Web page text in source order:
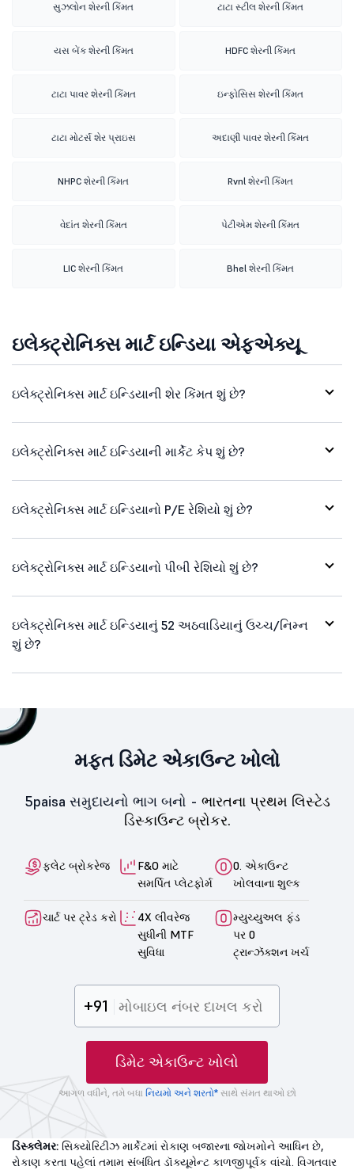
સુઝલોન શેરની કિંમત ટાટા સ્ટીલ શેરની કિંમત
યસ બેંક શેરની કિંમત HDFC શેરની કિંમત
ટાટા પાવર શેરની કિંમત ઇન્ફોસિસ શેરની કિંમત
ટાટા મોટર્સ શેર પ્રાઇસ અદાણી પાવર શેરની કિંમત
NHPC શેરની કિંમત Rvnl શેરની કિંમત
વેદાંત શેરની કિંમત પેટીએમ શેરની કિંમત
LIC શેરની કિંમત Bhel શેરની કિંમત
ઇલેક્ટ્રોનિક્સ માર્ટ ઇન્ડિયા એફએક્યૂ
ઇલેક્ટ્રોનિક્સ માર્ટ ઇન્ડિયાની શેર કિંમત શું છે?
ઇલેક્ટ્રોનિક્સ માર્ટ ઇન્ડિયાની માર્કેટ કેપ શું છે?
ઇલેક્ટ્રોનિક્સ માર્ટ ઇન્ડિયાનો P/E રેશિયો શું છે?
ઇલેક્ટ્રોનિક્સ માર્ટ ઇન્ડિયાનો પીબી રેશિયો શું છે?
ઇલેક્ટ્રોનિક્સ માર્ટ ઇન્ડિયાનું 52 અઠવાડિયાનું ઉચ્ચ/નિમ્ન
શું છે?
મફત ડિમેટ એકાઉન્ટ ખોલો
5paisa સમુદાયનો ભાગ બનો - ભારતના પ્રથમ લિસ્ટેડ
ડિસ્કાઉન્ટ બ્રોકર.
ફ્લેટ બ્રોકરેજ
F&O માટે
સમર્પિત પ્લેટફોર્મ
0. એકાઉન્ટ
ખોલવાના શુલ્ક
ચાર્ટ પર ટ્રેડ કરો
4X લીવરેજ
સુધીની MTF
સુવિધા
મ્યુચ્યુઅલ ફંડ
પર 0
ટ્રાન્ઝૅક્શન ખર્ચ
+91
ડિમેટ એકાઉન્ટ ખોલો
આગળ વધીને, તમે બધા નિયમો અને શરતો*સાથે સંમત થાઓ છો
ડિસ્ક્લેમર: સિક્યોરિટીઝ માર્કેટમાં રોકાણ બજારના જોખમોને આધિન છે,
રોકાણ કરતા પહેલાં તમામ સંબંધિત ડૉક્યૂમેન્ટ કાળજીપૂર્વક વાંચો. વિગતવાર